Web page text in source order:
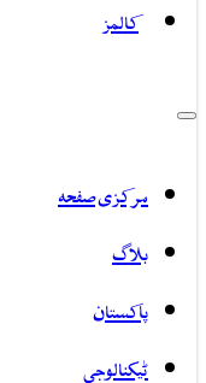
کالمز
مرکزی صفحہ
بلاگ
پاکستان
ٹیکنالوجی